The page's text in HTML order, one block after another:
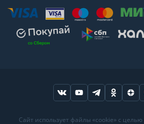
Сайт использует файлы «cookie» с